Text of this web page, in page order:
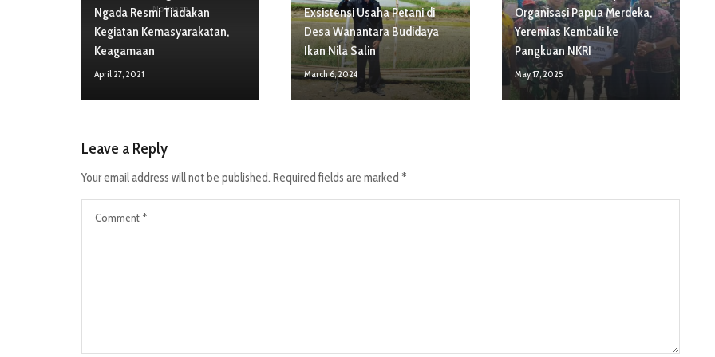
No Image
Ngada Resmi Tiadakan
Kegiatan Kemasyarakatan,
Keagamaan
April 27, 2021
Exsistensi Usaha Petani di
Desa Wanantara Budidaya
Ikan Nila Salin
March 6, 2024
Organisasi Papua Merdeka,
Yeremias Kembali ke
Pangkuan NKRI
May 17, 2025
Leave a Reply
Your email address will not be published. Required fields are marked *